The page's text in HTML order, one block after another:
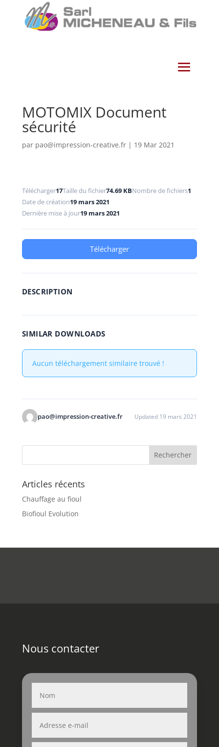
MOTOMIX Document
sécurité
par pao@impression-creative.fr| 19 Mar 2021
Télécharger17Taille du fichier74.69 KBNombre de fichiers1
Date de création19 mars 2021
Dernière mise à jour19 mars 2021
Télécharger
DESCRIPTION
SIMILAR DOWNLOADS
Aucun téléchargement similaire trouvé !
pao@impression-creative.fr Updated 19 mars 2021
Articles récents
Chauffage au fioul
Biofioul Evolution
Nous contacter